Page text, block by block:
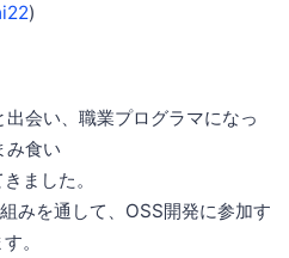
)
会い、職業プログラマになっ
み食い
ました。
みを通して、OSS開発に参加す
。